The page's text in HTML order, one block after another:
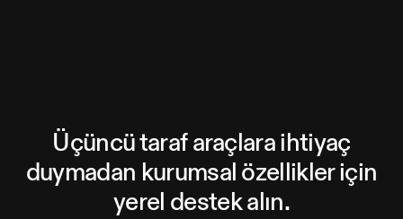
Üçüncü taraf araçlara ihtiyaç
duymadan kurumsal özellikler için
yerel destek alın.